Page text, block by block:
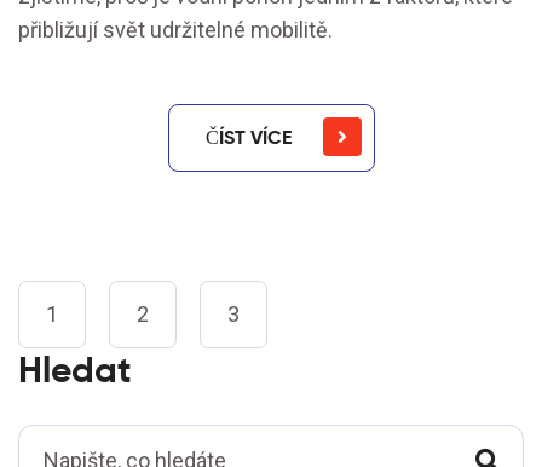
přibližují svět udržitelné mobilitě.
ČÍST VÍCE
1 2 3
Hledat